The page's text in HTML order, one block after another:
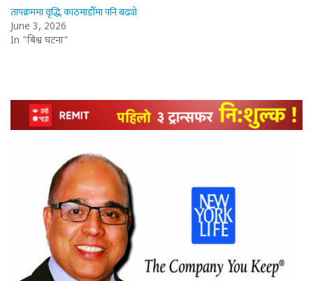
तापक्रममा वृद्धि, काठमाडौँमा पनि बढ्यो
June 3, 2026
In "बिश्व घटना"